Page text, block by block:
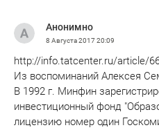
Анонимно
8 Августа 201720:09
http://info.tatcenter.ru/article/
Из воспоминаний Алексея
В 1992 г. Минфин
инвестиционный фонд
лицензию номер один